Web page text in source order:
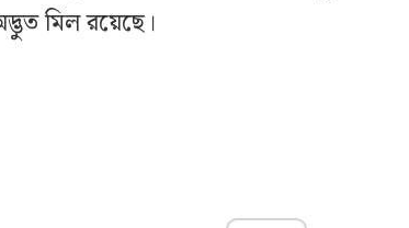
মিল রয়েছে।